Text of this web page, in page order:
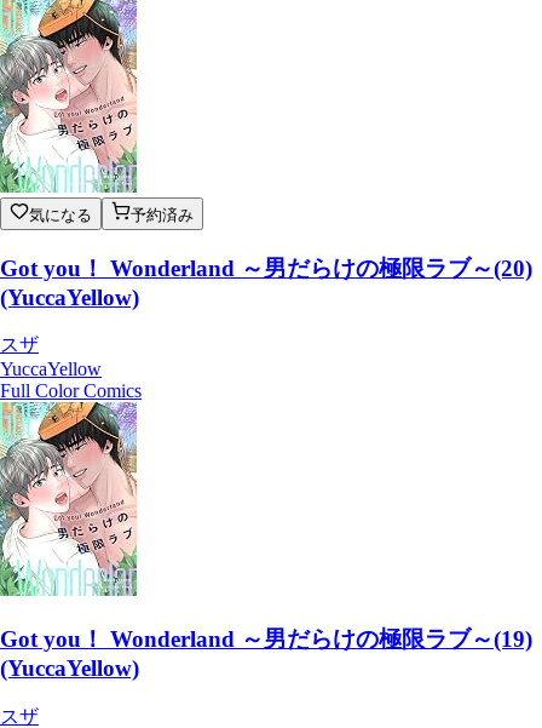
気になる 予約済み
Got you！ Wonderland ～男だらけの極限ラブ～(20)
(YuccaYellow)
スザ
YuccaYellow
Full Color Comics
Got you！ Wonderland ～男だらけの極限ラブ～(19)
(YuccaYellow)
スザ